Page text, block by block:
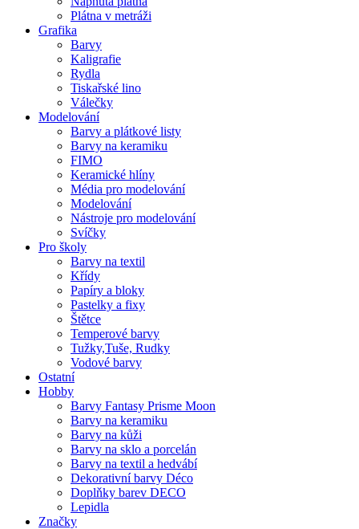
Plátna v metráži
Grafika
Barvy
Kaligrafie
Rydla
Tiskařské lino
Válečky
Modelování
Barvy a plátkové listy
Barvy na keramiku
FIMO
Keramické hlíny
Média pro modelování
Modelování
Nástroje pro modelování
Svíčky
Pro školy
Barvy na textil
Křídy
Papíry a bloky
Pastelky a fixy
Štětce
Temperové barvy
Tužky,Tuše, Rudky
Vodové barvy
Ostatní
Hobby
Barvy Fantasy Prisme Moon
Barvy na keramiku
Barvy na kůži
Barvy na sklo a porcelán
Barvy na textil a hedvábí
Dekorativní barvy Déco
Doplňky barev DECO
Lepidla
Značky